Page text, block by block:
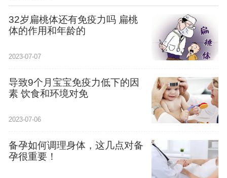
32岁扁桃体还有免疫力吗 扁桃
体的作用和年龄的
2023-07-07
导致9个月宝宝免疫力低下的因
素 饮食和环境对免
2023-07-06
备孕如何调理身体，这几点对备
孕很重要！